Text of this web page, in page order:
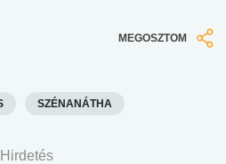
MEGOSZTOM
SZÉNANÁTHA
Hirdetés